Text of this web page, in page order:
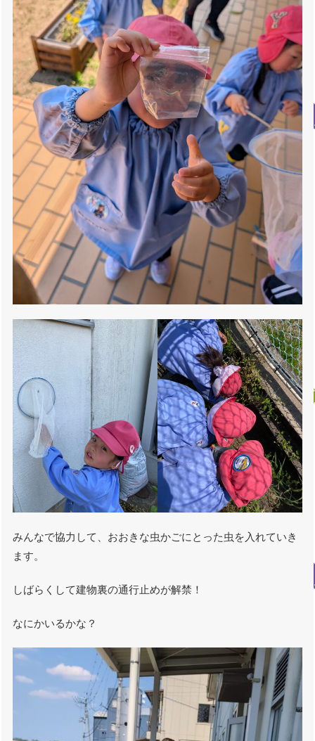
みんなで協力して、おおきな虫かごにとった虫を入れていき
ます。
しばらくして建物裏の通行止めが解禁！
なにかいるかな？